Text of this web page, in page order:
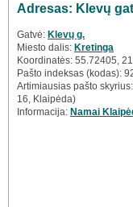
Adresas: Klevų
Gatvė: Klevų g.
Miesto dalis: Kretinga
Koordinatės: 55.72405,
Pašto indeksas (kodas):
Artimiausias pašto
16, Klaipėda)
Informacija: Namai